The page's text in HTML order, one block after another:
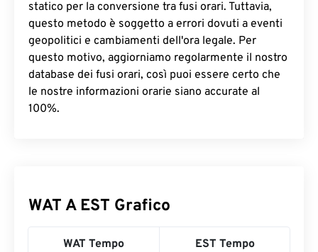
statico per la conversione tra fusi orari. Tuttavia,
questo metodo è soggetto a errori dovuti a eventi
geopolitici e cambiamenti dell'ora legale. Per
questo motivo, aggiorniamo regolarmente il nostro
database dei fusi orari, così puoi essere certo che
le nostre informazioni orarie siano accurate al
100%.
WAT A EST Grafico
WAT Tempo EST Tempo